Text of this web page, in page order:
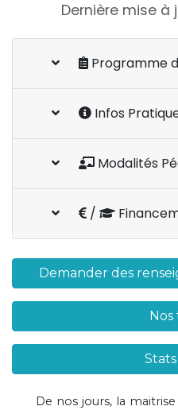
Dernière mise à
Infos
Modalités
/
Demander des
Nos
De nos jours, la